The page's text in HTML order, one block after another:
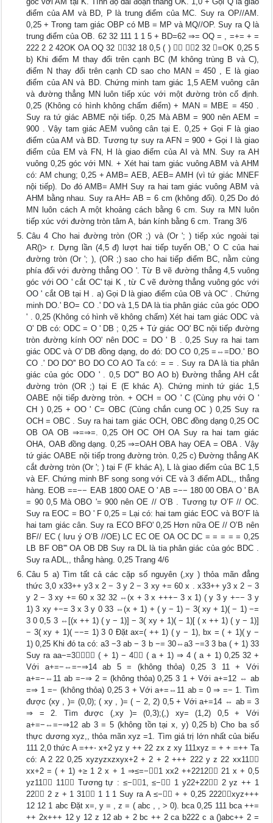
điểm của AM và BD, P là trung điểm của MC. Suy ra OP//AM.
0,25 + Trong tam giác OBP có MB = MP và MQ//OP. Suy ra Q là
trung điểm của OB. 62 32 111 1 1 5 + BD=62 ⇒= OQ = , =+= + =
222 2 2 42OK OA OQ 32 32 18 0,5 ( )  2 32 ⇒=OK 0,25 5
b) Khi điểm M thay đổi trên cạnh BC (M không trùng B và C),
điểm N thay đổi trên cạnh CD sao cho MAN = 450 , E là giao
điểm của AN và BD. Chứng minh tam giác 1,5 AEM vuông cân
và đường thẳng MN luôn tiếp xúc với một đường tròn cố định.
0,25 (Không có hình không chấm điểm) + MAN = MBE = 450 .
Suy ra tứ giác ABME nội tiếp. 0,25 Mà ABM = 900 nên AEM =
900 . Vậy tam giác AEM vuông cân tại E. 0,25 + Gọi F là giao
điểm của AM và BD. Tương tự suy ra AFN = 900 + Gọi I là giao
điểm của EM và FN, H là giao điểm của AI và MN. Suy ra AH
vuông 0,25 góc với MN. + Xét hai tam giác vuông ABM và AHM
có: AM chung; 0,25 + AMB= AEB, AEB= AMH (vì tứ giác MNEF
nội tiếp). Do đó AMB= AMH Suy ra hai tam giác vuông ABM và
AHM bằng nhau. Suy ra AH= AB = 6 cm (không đổi). 0,25 Do đó
MN luôn cách A một khoảng cách bằng 6 cm. Suy ra MN luôn
tiếp xúc với đường tròn tâm A, bán kính bằng 6 cm. Trang 3/6
Câu 4 Cho hai đường tròn (OR ;) và (Or '; ) tiếp xúc ngoài tại
AR()> r. Dựng lần (4,5 đ) lượt hai tiếp tuyến OB,' O C của hai
đường tròn (Or '; ), (OR ;) sao cho hai tiếp điểm BC, nằm cùng
phía đối với đường thẳng OO '. Từ B vẽ đường thẳng 4,5 vuông
góc với OO ' cắt OC' tại K , từ C vẽ đường thẳng vuông góc với
OO ' cắt OB tại H . a) Gọi D là giao điểm của OB và OC' . Chứng
minh DO.' BO= CO .' DO và 1,5 DA là tia phân giác của góc ODO
' . 0,25 (Không có hình vẽ không chấm) Xét hai tam giác ODC và
O' DB có: ODC = O ' DB ; 0,25 + Tứ giác OO' BC nội tiếp đường
tròn đường kính OO' nên DOC = DO ' B . 0,25 Suy ra hai tam
giác ODC và O' DB đồng dạng, do đó: DO CO 0,25 =⇔=DO.' BO
CO .' DO DO'' BO DO CO AO Ta có: = = . Suy ra DA là tia phân
giác của góc ODO ' . 0,5 DO''' BO AO b) Đường thẳng AH cắt
đường tròn (OR ;) tại E (E khác A). Chứng minh tứ giác 1,5
OABE nội tiếp đường tròn. + OCH = OO ' C (Cùng phụ với O '
CH ) 0,25 + OO ' C= OBC (Cùng chắn cung OC ) 0,25 Suy ra
OCH = OBC . Suy ra hai tam giác OCH, OBC đồng dạng 0,25 OC
OB OA OB ⇒=⇒=. 0,25 OH OC OH OA Suy ra hai tam giác
OHA, OAB đồng dạng. 0,25 ⇒=OAH OBA hay OEA = OBA . Vậy
tứ giác OABE nội tiếp trong đường tròn. 0,25 c) Đường thẳng AK
cắt đường tròn (Or '; ) tại F (F khác A), L là giao điểm của BC 1,5
và EF. Chứng minh BF song song với CE và 3 điểm ADL,, thẳng
hàng. EOB ==−− EAB 1800 OAE O ' AB =−− 180 00 OBA O ' BA
= 90 0,5 Mà OBO '= 900 nên OE // O’B . Tương tự O’F // OC.
Suy ra EOC = BO ' F 0,25 = Lại có: hai tam giác EOC và BO’F là
hai tam giác cân. Suy ra ECO BFO' 0,25 Hơn nữa OE // O’B nên
BF// EC ( lưu ý O’B //OE) LC EC OE OA OC DC = = = = = 0,25
LB BF OB''' OA OB DB Suy ra DL là tia phân giác của góc BDC .
Suy ra ADL,, thẳng hàng. 0,25 Trang 4/6
Câu 5 a) Tìm tất cả các cặp số nguyên (,xy ) thỏa mãn đẳng
thức 3,0 x33++ y3 x 2 − 3 y 2 − 3 xy += 60 x . x33++ y3 x 2 − 3
y 2 − 3 xy += 60 x 32 32 ⇔(x + 3 x +++− 3 x 1) ( y 3 y +−− 3 y
1) 3 xy +−= 3 x 3 y 0 33 ⇔(x + 1) + ( y − 1) − 3( xy + 1)( − 1) −=
3 0 0,5 3 ⇔[(x ++ 1) ( y − 1)] − 3( xy + 1)( − 1)[ ( x ++ 1) ( y − 1)]
− 3( xy + 1)( −−= 1) 3 0 Đặt ax=( ++ 1) ( y − 1), bx = ( + 1)( y −
1) 0,25 Khi đó ta có: a3 −3 ab − 3 b −= 30⇔a3 −=3 3 ba ( + 1) 33
Suy ra aa−=3 ( + 1) − 4 ( a + 1) ⇒ 4 ( a + 1) 0,25 32 +
Với a+=−⇔=−⇒14 ab 5 = (không thỏa) 0,25 3 11 + Với
a+=−⇔11 ab =−⇒ 2 = (không thỏa) 0,25 3 1 + Với a+=12 ⇔ ab
=⇒ 1 =− (không thỏa) 0,25 3 + Với a+=⇔11 ab = 0 ⇒ =− 1. Tìm
được (xy , )= (0,0); ( xy , )= ( − 2, 2) 0,5 + Với a+=14 ⇔ ab = 3
⇒ = 2. Tìm được (,xy )= (0,3);(,) xy= (1,2) 0,5 + Với
a+=−⇔=−⇒12 ab 3 = 5 (không tồn tại x, y) 0,25 b) Cho ba số
thực dương xyz,, thỏa mãn xyz =1. Tìm giá trị lớn nhất của biểu
111 2,0 thức A =++⋅ x+2 yz y ++ 22 zx z xy 111xyz = + + =++ Ta
có: A 2 22 0,25 xyzyzxzxyx+2 + 2 + 2 +++ 222 y z 22 xx11
xx+2 = ( + 1) +≥ 1 2 x + 1 ⇒≤=−1 xx2 ++2212 21 x + 0,5
yz11 11 Tương tự : ≤−1, ≤− 1 y22+22 2 yz ++ 1
22 2 z + 1 31 1 1 1 Suy ra A ≤− + + 0,25 222xyz+++
12 12 1 abc Đặt x=, y = , z = ( abc , , > 0). bca 0,25 111 bca ++=
++ 2x+++ 12 y 12 z 12 ab + 2 bc ++ 2 ca b222 c a ()abc++ 2 =